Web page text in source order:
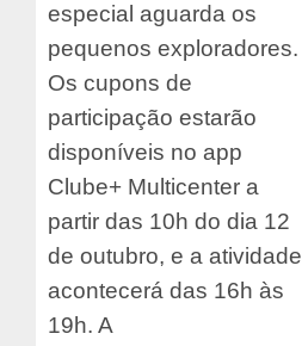
especial aguarda os
pequenos exploradores.
Os cupons de
participação estarão
disponíveis no app
Clube+ Multicenter a
partir das 10h do dia 12
de outubro, e a atividade
acontecerá das 16h às
19h. A